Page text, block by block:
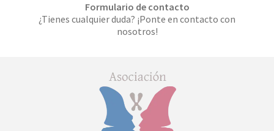
Formulario de contacto
¿Tienes cualquier duda? ¡Ponte en contacto con
nosotros!